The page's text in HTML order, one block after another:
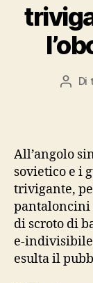
Di
All’angolo
sovietico e i
trivigante,
pantaloncini
di scroto di
e-
esulta il